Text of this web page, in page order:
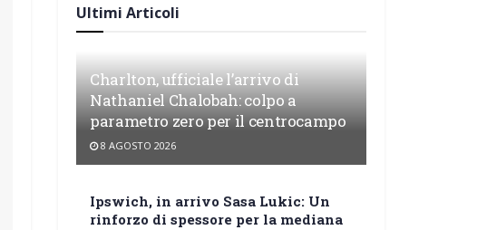
Ultimi Articoli
Charlton, ufficiale l’arrivo di
Nathaniel Chalobah: colpo a
parametro zero per il centrocampo
8 AGOSTO 2026
Ipswich, in arrivo Sasa Lukic: Un
rinforzo di spessore per la mediana